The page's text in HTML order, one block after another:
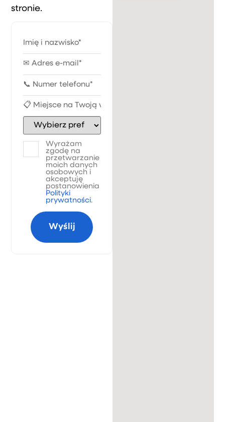
stronie.
Wyrażam
zgodę na
przetwarzanie
moich danych
osobowych i
akceptuję
postanowienia
Polityki
prywatności.